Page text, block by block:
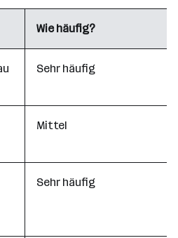
Wie häufig?
Sehr häufig
Mittel
Sehr häufig